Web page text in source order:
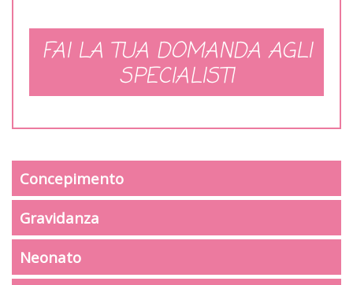
FAI LA TUA DOMANDA AGLI
SPECIALISTI
Concepimento
Gravidanza
Neonato